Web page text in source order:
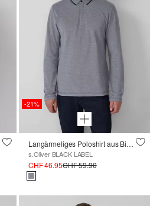
-21%
Langärmeliges Poloshirt aus Bicolor-Piqué
s.Oliver BLACK LABEL
CHF 46.95CHF 59.90